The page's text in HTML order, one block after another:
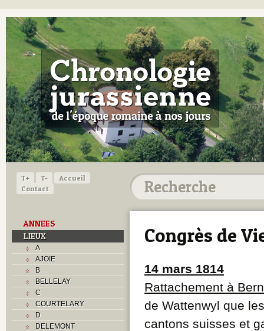
T+ T-
Accueil
Contact
ANNEES
LIEUX
A
AJOIE
B
BELLELAY
C
COURTELARY
D
DELEMONT
Congrès de
14 mars 1814
Rattachement à
de Wattenwyl que
cantons suisses et